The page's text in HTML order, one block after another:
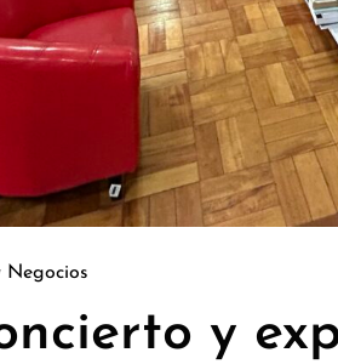
Negocios
y